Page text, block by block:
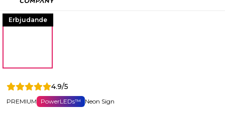
Erbjudande
4.9/5
PREMIUM PowerLEDs™ Neon Sign